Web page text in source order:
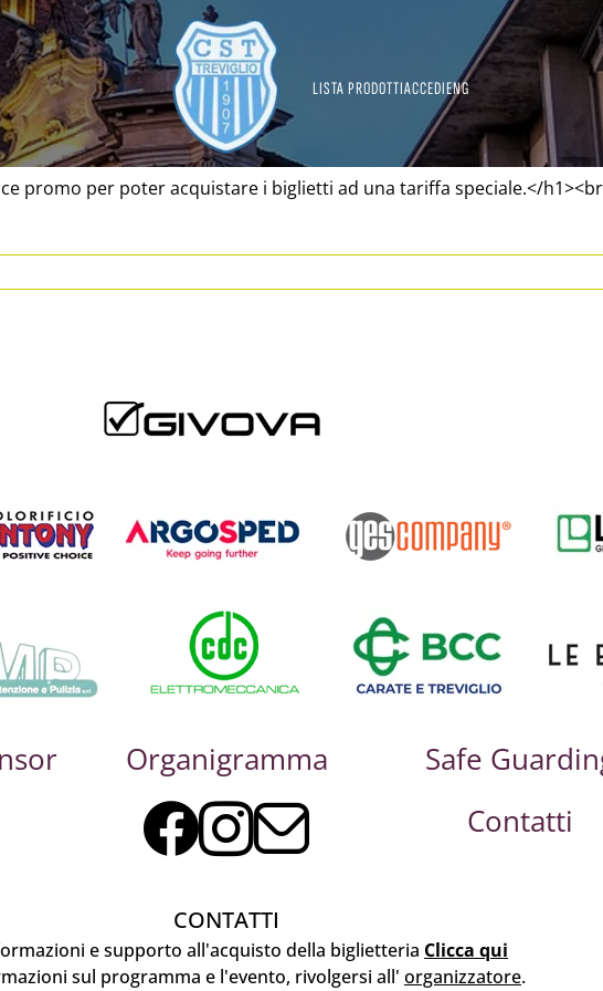
LISTA PRODOTTIACCEDIENG
promo per poter acquistare i biglietti ad una tariffa speciale.</
Organigramma
Safe
Contatti
CONTATTI
e supporto all'acquisto della biglietteria Clicca qui
sul programma e l'evento, rivolgersi all' organizzatore.